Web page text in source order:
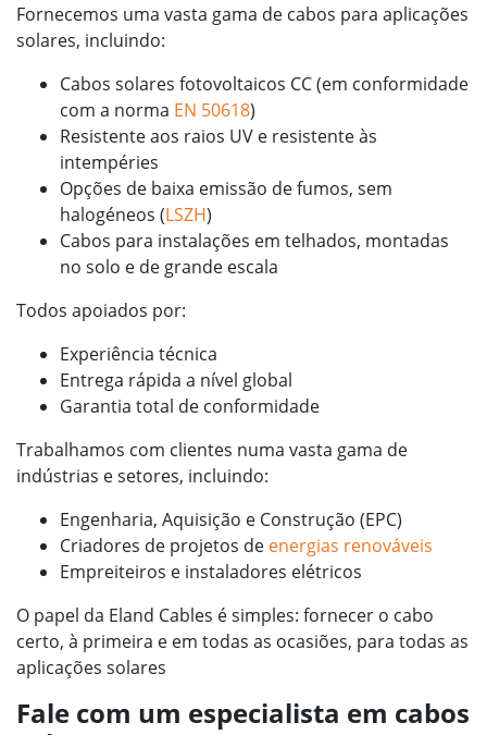
Fornecemos uma vasta gama de cabos para aplicações
solares, incluindo:
Cabos solares fotovoltaicos CC (em conformidade
com a norma EN 50618)
Resistente aos raios UV e resistente às
intempéries
Opções de baixa emissão de fumos, sem
halogéneos (LSZH)
Cabos para instalações em telhados, montadas
no solo e de grande escala
Todos apoiados por:
Experiência técnica
Entrega rápida a nível global
Garantia total de conformidade
Trabalhamos com clientes numa vasta gama de
indústrias e setores, incluindo:
Engenharia, Aquisição e Construção (EPC)
Criadores de projetos de energias renováveis
Empreiteiros e instaladores elétricos
O papel da Eland Cables é simples: fornecer o cabo
certo, à primeira e em todas as ocasiões, para todas as
aplicações solares
Fale com um especialista em cabos